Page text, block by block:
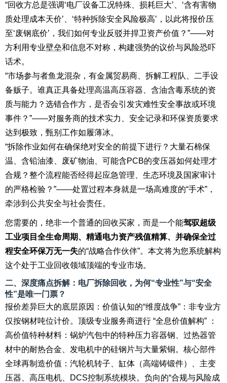
“回收方总是强调‘电厂设备工况特殊、损耗巨大’、‘含有害物
质处理成本天价’、‘特种拆除安全风险极高’，以此将报价压
至‘废钢底价’，我们如何专业反驳并捍卫资产价值？”——对
方利用专业壁垒和信息不对称，构建强势的议价与风险恐吓
话术。
“市场参与者鱼龙混杂，有金属贸易商、拆解工程队、二手设
备贩子。谁真正具备处理高温高压容器、含油含毒系统的资
质与能力？选错合作方，是否会引发灾难性安全事故或环境
事件？”——对服务商的技术实力、安全记录和环保资质要求
达到极致，甄别工作如履薄冰。
“拆除作业如何在确保绝对安全的前提下进行？大量石棉保
温、含铅油漆、废矿物油、可能含PCB的变压器如何处理才
合规？整个流程能否经得起应急管理、生态环境及国家审计
的严格检验？”——处置过程本身就是一场高难度的“手术”，
牵涉到公共安全与社会责任。
您需要的，绝非一个普通的回收买家，而是一个能驾驭超级
工业项目全生命周期、精通电力资产残值精算、并确保全过
程安全环保万无一失的“战略合作伙伴”。本文将为您系统解构
这个处于工业回收领域顶端的专业市场。
二、深度痛点拆解：电厂拆除回收，为何“专业性”与“安全
性”是唯一门票？
报价差异巨大的底层原因：价值认知的“维度战争”：非专业方
仅按钢材吨位计价。顶级专业服务商进行 “全息价值解构” ：
高价值特种材料：锅炉汽包中的特种压力容器钢、过热器管
材中的耐热合金、发电机中的硅钢片与大量紫铜。核心部件
全球再制造价值：汽轮机转子、缸体（高端铸锻件）、主变
压器、高压电机、DCS控制系统模块。负向的“合规与风险成